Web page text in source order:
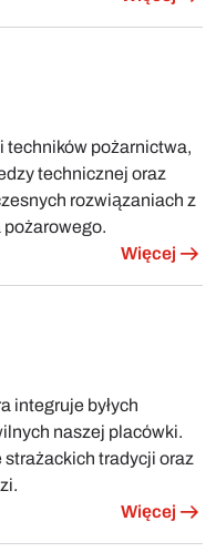
techników pożarnictwa,
technicznej oraz
rozwiązaniach z
Więcej
integruje byłych
naszej placówki.
tradycji oraz
Więcej